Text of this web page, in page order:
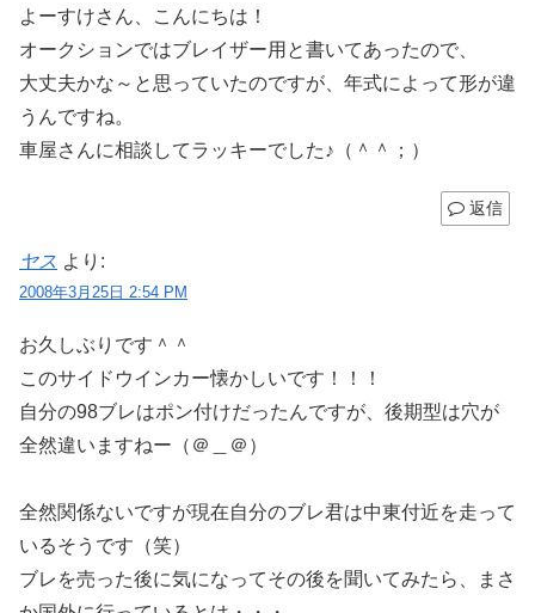
よーすけさん、こんにちは！
オークションではブレイザー用と書いてあったので、
大丈夫かな～と思っていたのですが、年式によって形が違
うんですね。
車屋さんに相談してラッキーでした♪（＾＾；）
返信
ヤス より:
2008年3月25日 2:54 PM
お久しぶりです＾＾
このサイドウインカー懐かしいです！！！
自分の98ブレはポン付けだったんですが、後期型は穴が
全然違いますねー（＠＿＠）
全然関係ないですが現在自分のブレ君は中東付近を走って
いるそうです（笑）
ブレを売った後に気になってその後を聞いてみたら、まさ